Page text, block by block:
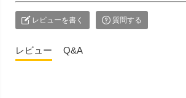
レビューを書く 質問する
レビュー Q&A